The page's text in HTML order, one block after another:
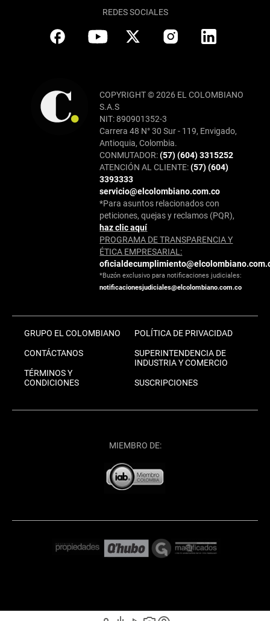
REDES SOCIALES
COPYRIGHT © 2026 EL COLOMBIANO
S.A.S
NIT: 890901352-3
Carrera 48 N° 30 Sur - 119, Envigado,
Antioquia, Colombia.
CONMUTADOR:(57) (604) 3315252
ATENCIÓN AL CLIENTE:(57) (604)
3393333
servicio@elcolombiano.com.co
*Para asuntos relacionados con
peticiones, quejas y reclamos (PQR),
haz clic aquí
PROGRAMA DE TRANSPARENCIA Y
ÉTICA EMPRESARIAL:
*Buzón exclusivo para notificaciones judiciales:
notificacionesjudiciales@elcolombiano.com.co
GRUPO EL COLOMBIANO
CONTÁCTANOS
TÉRMINOS Y
CONDICIONES
POLÍTICA DE PRIVACIDAD
SUPERINTENDENCIA DE
INDUSTRIA Y COMERCIO
SUSCRIPCIONES
MIEMBRO DE: